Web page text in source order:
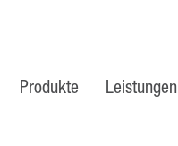
Produkte Leistungen